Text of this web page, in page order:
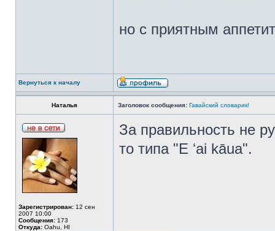
но с приятным
Вернуться к началу
Наталья Заголовок сообщения: Гавайский словарик!
Зарегистрирован: 12 сен
2007 10:00
Сообщения: 173
Откуда: Oahu, HI
За правильность не
то типа "E ʻai kāua".